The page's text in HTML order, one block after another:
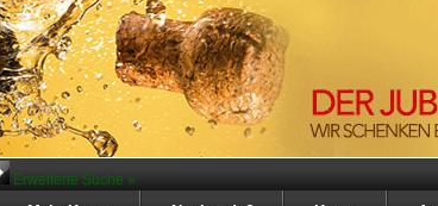
Erweiterte Suche »